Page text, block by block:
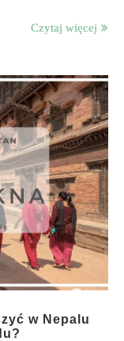
Czytaj więcej
w Nepalu